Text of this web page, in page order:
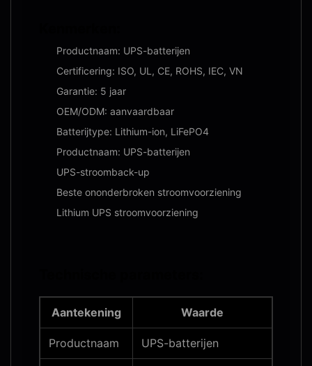
Productnaam: UPS-batterijen
Certificering: ISO, UL, CE, ROHS, IEC, VN
Garantie: 5 jaar
OEM/ODM: aanvaardbaar
Batterijtype: Lithium-ion, LiFePO4
Productnaam: UPS-batterijen
UPS-stroomback-up
Beste ononderbroken stroomvoorziening
Lithium UPS stroomvoorziening
Aantekening Waarde
Productnaam UPS-batterijen